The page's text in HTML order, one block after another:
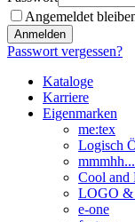
Angemeldet
Anmelden
Passwort vergessen?
Kataloge
Karriere
Eigenmarken
me:tex
Logisch
mmmhh...
Cool and
LOGO
e-one